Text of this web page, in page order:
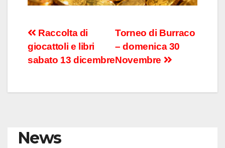
Navigazione
articoli
Torneo di Burraco
– domenica 30
Novembre
Raccolta di
giocattoli e libri
sabato 13 dicembre
News